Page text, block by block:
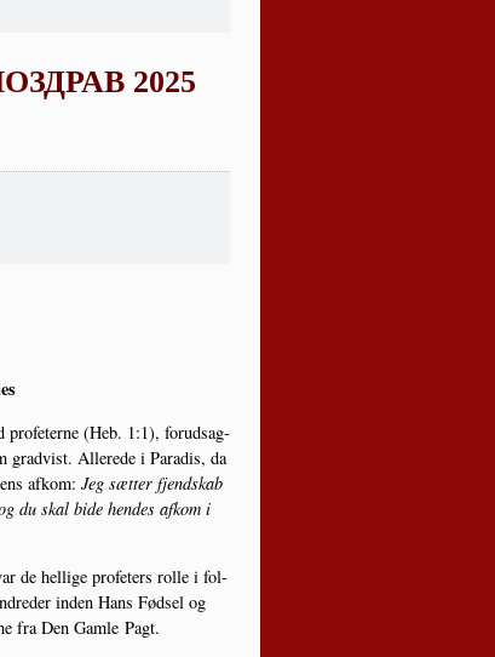
2025
pro­fe­ter­ne (Heb. 1:1), for­ud­sag­
grad­vist. Alle­re­de i Para­dis, da
afkom: Jeg sæt­ter fjend­skab
du skal bide hen­des afkom i
de hel­li­ge pro­fe­ters rol­le i fol­
inden Hans Fød­sel og
fra Den Gam­le Pagt.